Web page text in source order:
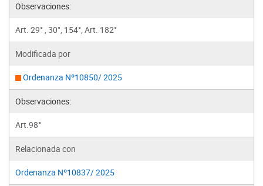
Observaciones:
Art. 29° , 30°, 154°, Art. 182°
Modificada por
Ordenanza Nº10850/ 2025
Observaciones:
Art.98°
Relacionada con
Ordenanza Nº10837/ 2025